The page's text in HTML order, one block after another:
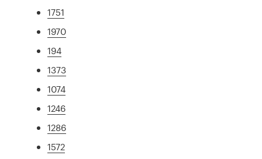
1751
1970
194
1373
1074
1246
1286
1572